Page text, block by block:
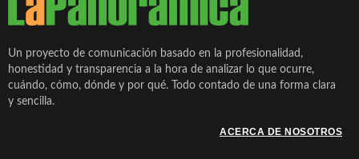
Un proyecto de comunicación basado en la profesionalidad,
honestidad y transparencia a la hora de analizar lo que ocurre,
cuándo, cómo, dónde y por qué. Todo contado de una forma clara
y sencilla.
ACERCA DE NOSOTROS